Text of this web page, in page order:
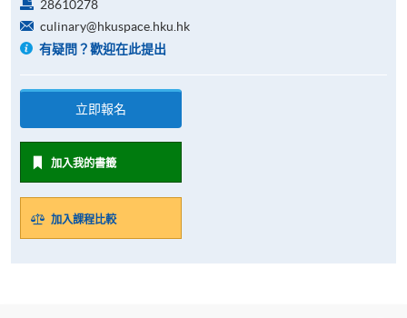
28610278
culinary@hkuspace.hku.hk
有疑問？歡迎在此提出
立即報名
加入我的書籤
加入課程比較